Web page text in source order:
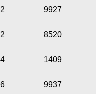
9927
8520
1409
9937